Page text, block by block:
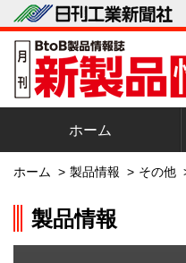
ホーム
ホーム > 製品情報 > その他
製品情報